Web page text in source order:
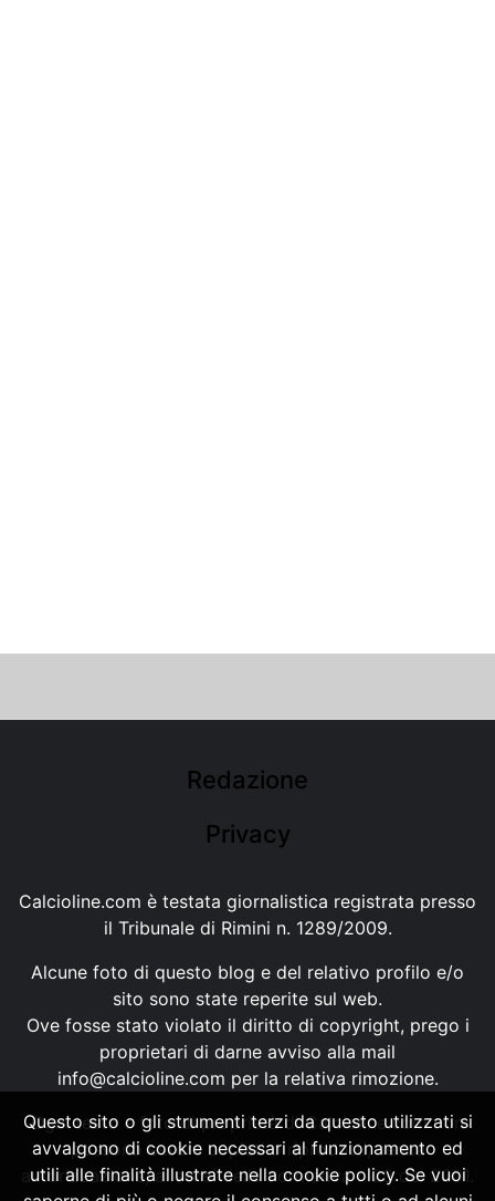
Redazione
Privacy
Calcioline.com è testata giornalistica registrata presso
il Tribunale di Rimini n. 1289/2009.
Alcune foto di questo blog e del relativo profilo e/o
sito sono state reperite sul web.
Ove fosse stato violato il diritto di copyright, prego i
proprietari di darne avviso alla mail
info@calcioline.com per la relativa rimozione.
Ogni testo e foto di proprietà di Calcioline.com non
possono essere copiati o riprodotti, senza
autorizzazione, ai sensi della normativa n.29 del 2001.
Questo sito o gli strumenti terzi da questo utilizzati si
avvalgono di cookie necessari al funzionamento ed
utili alle finalità illustrate nella cookie policy. Se vuoi